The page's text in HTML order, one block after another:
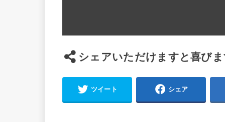
シェアいただけますと喜び
ツイート シェア